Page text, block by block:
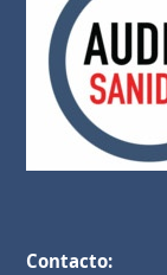
Contacto: